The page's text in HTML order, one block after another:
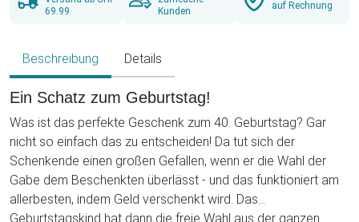
69.99
Kunden
auf Rechnung
Beschreibung Details
Ein Schatz zum Geburtstag!
Was ist das perfekte Geschenk zum 40. Geburtstag? Gar
nicht so einfach das zu entscheiden! Da tut sich der
Schenkende einen großen Gefallen, wenn er die Wahl der
Gabe dem Beschenkten überlässt - und das funktioniert am
allerbesten, indem Geld verschenkt wird. Das
Geburtstagskind hat dann die freie Wahl aus der ganzen